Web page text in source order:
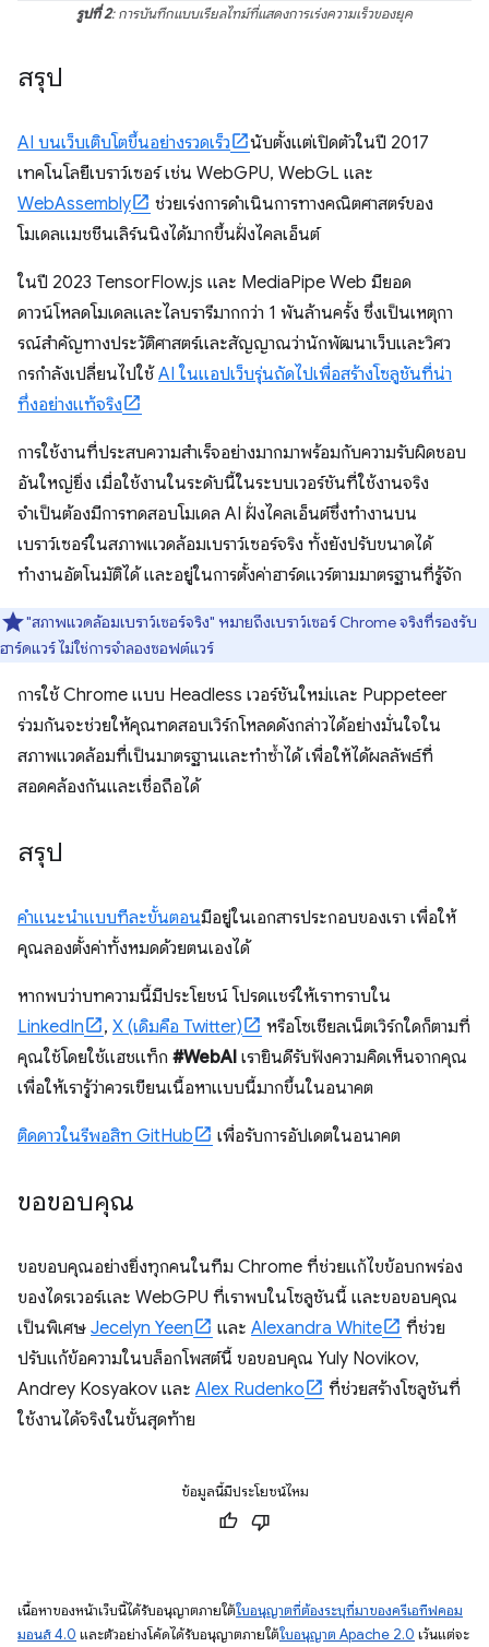
รูปที่ 2: การบันทึกแบบเรียลไทม์ที่แสดงการเร่งความเร็วของยุค
สรุป
AI บนเว็บเติบโตขึ้นอย่างรวดเร็ว
นับตั้งแต่เปิดตัวในปี 2017
เทคโนโลยีเบราว์เซอร์ เช่น WebGPU, WebGL และ
WebAssembly
ช่วยเร่งการดำเนินการทางคณิตศาสตร์ของ
โมเดลแมชชีนเลิร์นนิงได้มากขึ้นฝั่งไคลเอ็นต์
ในปี 2023 TensorFlow.js และ MediaPipe Web มียอด
ดาวน์โหลดโมเดลและไลบรารีมากกว่า 1 พันล้านครั้ง ซึ่งเป็นเหตุกา
รณ์สําคัญทางประวัติศาสตร์และสัญญาณว่านักพัฒนาเว็บและวิศว
กรกําลังเปลี่ยนไปใช้AI ในแอปเว็บรุ่นถัดไปเพื่อสร้างโซลูชันที่น่า
ทึ่งอย่างแท้จริง
การใช้งานที่ประสบความสำเร็จอย่างมากมาพร้อมกับความรับผิดชอบ
อันใหญ่ยิ่ง เมื่อใช้งานในระดับนี้ในระบบเวอร์ชันที่ใช้งานจริง
จำเป็นต้องมีการทดสอบโมเดล AI ฝั่งไคลเอ็นต์ซึ่งทำงานบน
เบราว์เซอร์ในสภาพแวดล้อมเบราว์เซอร์จริง ทั้งยังปรับขนาดได้
ทำงานอัตโนมัติได้ และอยู่ในการตั้งค่าฮาร์ดแวร์ตามมาตรฐานที่รู้จัก
"สภาพแวดล้อมเบราว์เซอร์จริง" หมายถึงเบราว์เซอร์ Chrome จริงที่รองรับ
ฮาร์ดแวร์ ไม่ใช่การจําลองซอฟต์แวร์
การใช้ Chrome แบบ Headless เวอร์ชันใหม่และ Puppeteer
ร่วมกันจะช่วยให้คุณทดสอบเวิร์กโหลดดังกล่าวได้อย่างมั่นใจใน
สภาพแวดล้อมที่เป็นมาตรฐานและทําซ้ำได้ เพื่อให้ได้ผลลัพธ์ที่
สอดคล้องกันและเชื่อถือได้
สรุป
คำแนะนำแบบทีละขั้นตอนมีอยู่ในเอกสารประกอบของเรา เพื่อให้
คุณลองตั้งค่าทั้งหมดด้วยตนเองได้
หากพบว่าบทความนี้มีประโยชน์ โปรดแชร์ให้เราทราบใน
LinkedIn
, X (เดิมคือ Twitter)
หรือโซเชียลเน็ตเวิร์กใดก็ตามที่
คุณใช้โดยใช้แฮชแท็ก #WebAI เรายินดีรับฟังความคิดเห็นจากคุณ
เพื่อให้เรารู้ว่าควรเขียนเนื้อหาแบบนี้มากขึ้นในอนาคต
ติดดาวในรีพอสิท GitHub เพื่อรับการอัปเดตในอนาคต
ขอขอบคุณ
ขอขอบคุณอย่างยิ่งทุกคนในทีม Chrome ที่ช่วยแก้ไขข้อบกพร่อง
ของไดรเวอร์และ WebGPU ที่เราพบในโซลูชันนี้ และขอขอบคุณ
เป็นพิเศษ Jecelyn Yeen และ Alexandra White
ที่ช่วย
ปรับแก้ข้อความในบล็อกโพสต์นี้ ขอขอบคุณ Yuly Novikov,
Andrey Kosyakov และ Alex Rudenko
ที่ช่วยสร้างโซลูชันที่
ใช้งานได้จริงในขั้นสุดท้าย
ข้อมูลนี้มีประโยชน์ไหม
เนื้อหาของหน้าเว็บนี้ได้รับอนุญาตภายใต้ใบอนุญาตที่ต้องระบุที่มาของครีเอทีฟคอม
มอนส์ 4.0 และตัวอย่างโค้ดได้รับอนุญาตภายใต้ใบอนุญาต Apache 2.0 เว้นแต่จะ